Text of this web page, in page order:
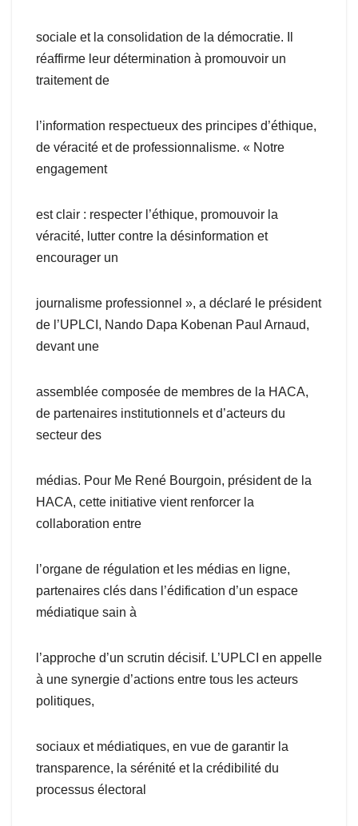
sociale et la consolidation de la démocratie. Il
réaffirme leur détermination à promouvoir un
traitement de
l’information respectueux des principes d’éthique,
de véracité et de professionnalisme. « Notre
engagement
est clair : respecter l’éthique, promouvoir la
véracité, lutter contre la désinformation et
encourager un
journalisme professionnel », a déclaré le président
de l’UPLCI, Nando Dapa Kobenan Paul Arnaud,
devant une
assemblée composée de membres de la HACA,
de partenaires institutionnels et d’acteurs du
secteur des
médias. Pour Me René Bourgoin, président de la
HACA, cette initiative vient renforcer la
collaboration entre
l’organe de régulation et les médias en ligne,
partenaires clés dans l’édification d’un espace
médiatique sain à
l’approche d’un scrutin décisif. L’UPLCI en appelle
à une synergie d’actions entre tous les acteurs
politiques,
sociaux et médiatiques, en vue de garantir la
transparence, la sérénité et la crédibilité du
processus électoral